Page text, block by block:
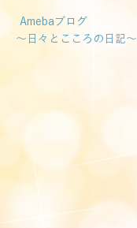
Amebaブログ
～日々とこころの日記～